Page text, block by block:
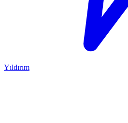
Yıldırım